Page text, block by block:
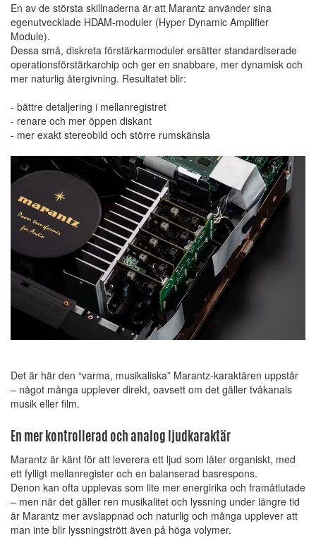
En av de största skillnaderna är att Marantz använder sina
egenutvecklade HDAM-moduler (Hyper Dynamic Amplifier
Module).
Dessa små, diskreta förstärkarmoduler ersätter standardiserade
operationsförstärkarchip och ger en snabbare, mer dynamisk och
mer naturlig återgivning. Resultatet blir:
- bättre detaljering i mellanregistret
- renare och mer öppen diskant
- mer exakt stereobild och större rumskänsla
Det är här den “varma, musikaliska” Marantz-karaktären uppstår
– något många upplever direkt, oavsett om det gäller tvåkanals
musik eller film.
En mer kontrollerad och analog ljudkaraktär
Marantz är känt för att leverera ett ljud som låter organiskt, med
ett fylligt mellanregister och en balanserad basrespons.
Denon kan ofta upplevas som lite mer energirika och framåtlutade
– men när det gäller ren musikalitet och lyssning under längre tid
är Marantz mer avslappnad och naturlig och många upplever att
man inte blir lyssningstrött även på höga volymer.